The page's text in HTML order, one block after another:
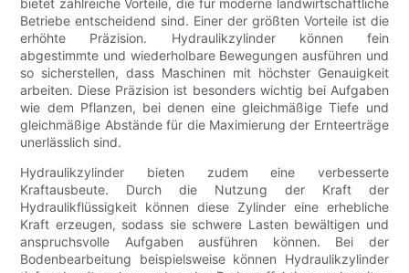
bietet zahlreiche Vorteile, die für moderne landwirtschaftliche
Betriebe entscheidend sind. Einer der größten Vorteile ist die
erhöhte Präzision. Hydraulikzylinder können fein
abgestimmte und wiederholbare Bewegungen ausführen und
so sicherstellen, dass Maschinen mit höchster Genauigkeit
arbeiten. Diese Präzision ist besonders wichtig bei Aufgaben
wie dem Pflanzen, bei denen eine gleichmäßige Tiefe und
gleichmäßige Abstände für die Maximierung der Ernteerträge
unerlässlich sind.
Hydraulikzylinder bieten zudem eine verbesserte
Kraftausbeute. Durch die Nutzung der Kraft der
Hydraulikflüssigkeit können diese Zylinder eine erhebliche
Kraft erzeugen, sodass sie schwere Lasten bewältigen und
anspruchsvolle Aufgaben ausführen können. Bei der
Bodenbearbeitung beispielsweise können Hydraulikzylinder